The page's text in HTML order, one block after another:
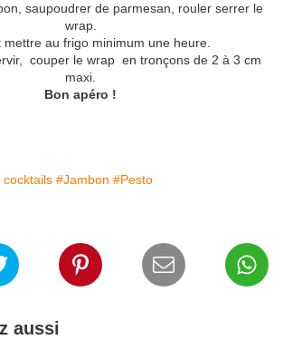
saupoudrer de parmesan, rouler serrer le
wrap.
mettre au frigo minimum une heure.
couper le wrap en tronçons de 2 à 3 cm
maxi.
Bon apéro !
#Jambon #Pesto
aussi